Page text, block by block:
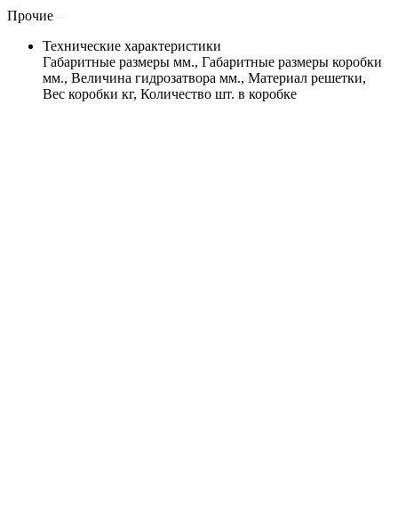
Прочие
Технические характеристики
Габаритные размеры мм., Габаритные размеры коробки
мм., Величина гидрозатвора мм., Материал решетки,
Вес коробки кг, Количество шт. в коробке